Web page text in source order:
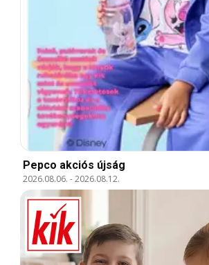
Pepco akciós újság
2026.08.06. -2026.08.12.